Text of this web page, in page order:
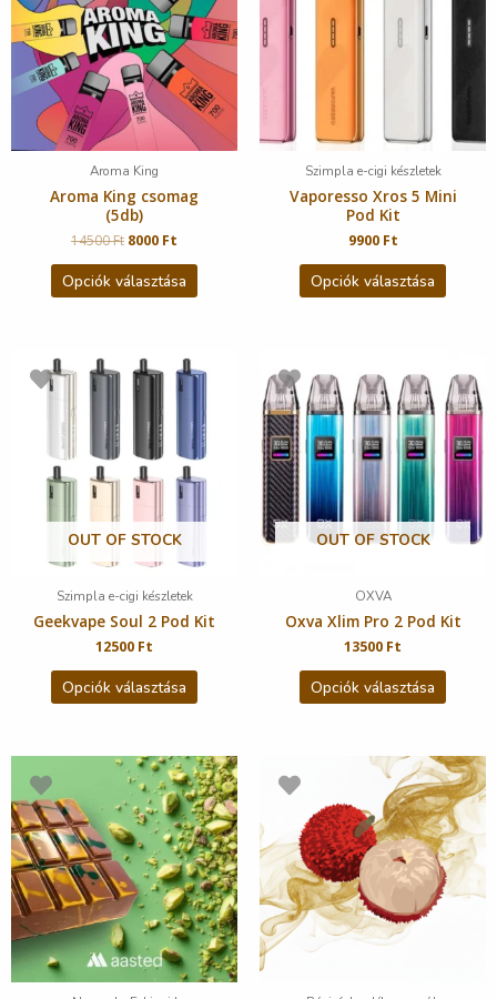
Aroma King
Aroma King csomag
(5db)
14500Ft 8000 Ft
Opciók választása
Szimpla e-cigi készletek
Vaporesso Xros 5 Mini
Pod Kit
9900 Ft
Opciók választása
OUT OF STOCK
Szimpla e-cigi készletek
Geekvape Soul 2 Pod Kit
12500 Ft
Opciók választása
OUT OF STOCK
OXVA
Oxva Xlim Pro 2 Pod Kit
13500 Ft
Opciók választása